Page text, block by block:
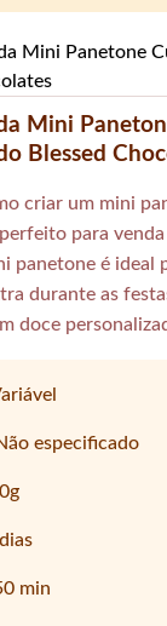
Mini
Blessed
criar um mini
para
panetone é ideal
durante as
doce
especificado
min